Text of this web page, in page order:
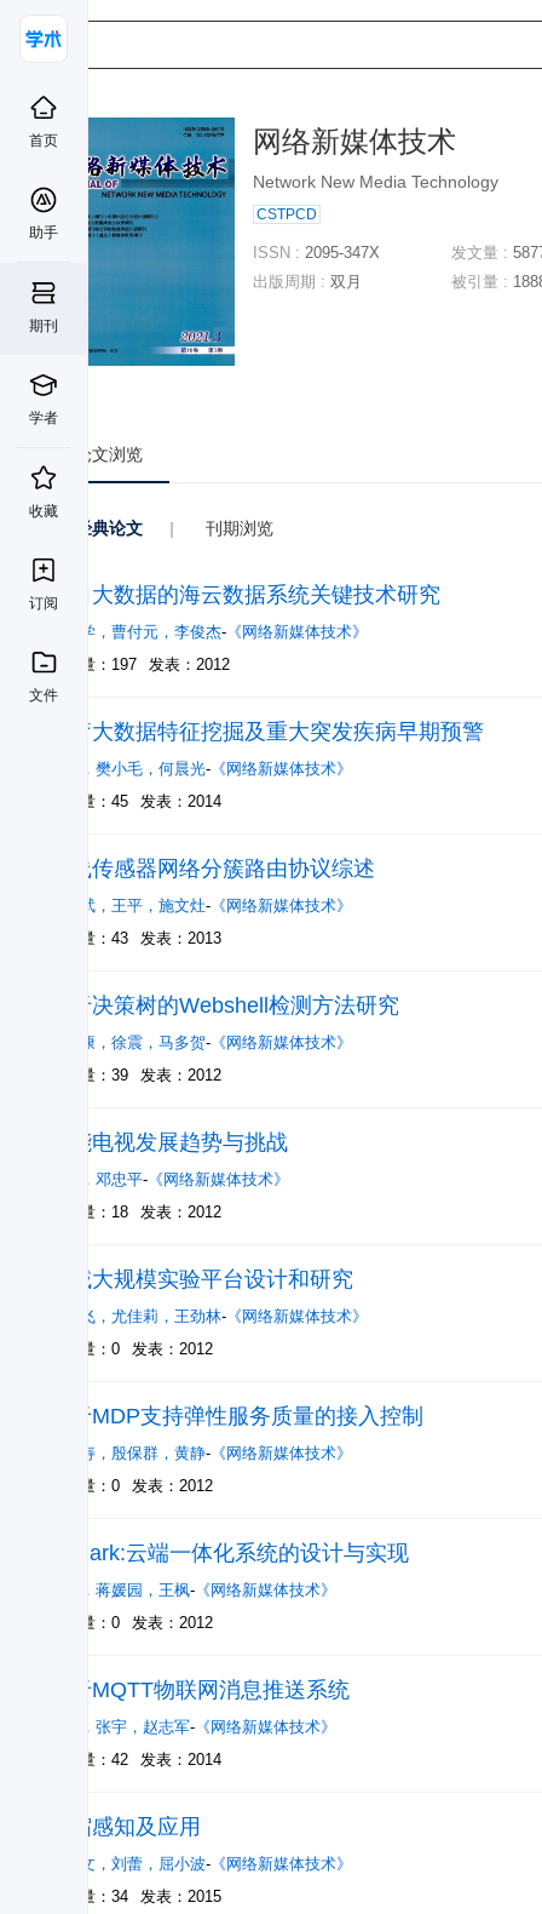
首页
助手
期刊
学者
收藏
订阅
文件
网络新媒体技术
Network New Media Technology
CSTPCD
ISSN : 2095-347X
出版周期 : 双月
发文量 :
被引量 :
论文浏览
经典论文 | 刊期浏览
面向大数据的海云数据系统关键技术研究
黄哲学 ， 曹付元 ， 李俊杰- 《网络新媒体技术》
被引量：197
发表：2012
医疗大数据特征挖掘及重大突发疾病早期预警
， 樊小毛 ， 何晨光- 《网络新媒体技术》
被引量：45
发表：2014
无线传感器网络分簇路由协议综述
徐世武 ， 王平 ， 施文灶- 《网络新媒体技术》
被引量：43
发表：2013
基于决策树的Webshell检测方法研究
胡建康 ， 徐震 ， 马多贺- 《网络新媒体技术》
被引量：39
发表：2012
智能电视发展趋势与挑战
， 邓忠平- 《网络新媒体技术》
被引量：18
发表：2012
广域大规模实验平台设计和研究
郑鹏飞 ， 尤佳莉 ， 王劲林- 《网络新媒体技术》
被引量：0
发表：2012
基于MDP支持弹性服务质量的接入控制
林福寿 ， 殷保群 ， 黄静- 《网络新媒体技术》
被引量：0
发表：2012
Skylark:云端一体化系统的设计与实现
， 蒋媛园 ， 王枫- 《网络新媒体技术》
被引量：0
发表：2012
基于MQTT物联网消息推送系统
， 张宇 ， 赵志军- 《网络新媒体技术》
被引量：42
发表：2014
压缩感知及应用
闫敬文 ， 刘蕾 ， 屈小波- 《网络新媒体技术》
被引量：34
发表：2015